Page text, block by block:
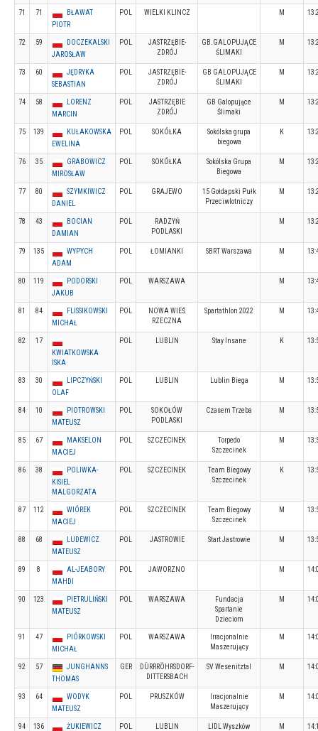
71 71
BŁAWAT
PIOTR
POL WIELKI KLINCZ M
72 59
DOCZEKALSKI
JAROSŁAW
POL
JASTRZĘBIE-
ZDRÓJ
GB.GALOPUJĄCE
ŚLIMAKI
M
73 60
JĘDRYKA
SEBASTIAN
POL
JASTRZĘBIE-
ZDRÓJ
GB GALOPUJĄCE
ŚLIMAKI
M
74 58
LORENZ
MARCIN
POL
JASTRZĘBIE
ZDRÓJ
GB Galopujące
Ślimaki
M
75 139
KUŁAKOWSKA
EWELINA
POL SOKÓŁKA
Sokólska grupa
biegowa
K
76 35
GRABOWICZ
MIROSŁAW
POL SOKÓŁKA
Sokólska Grupa
Biegowa
M
77 80
SZYMKIWICZ
DANIEL
POL GRAJEWO
15 Gołdapski Pułk
Przeciwlotniczy
M
78 43
BOCIAN
DAMIAN
POL
RADZYŃ
PODLASKI
M
79 135
WYPYCH
ADAM
POL ŁOMIANKI SBRT Warszawa M
80 119
PODORSKI
JAKUB
POL WARSZAWA M
81 84
FLISSIKOWSKI
MICHAŁ
POL
NOWA WIEŚ
RZECZNA
Spartathlon 2022 M
82
17
KWIATKOWSKA
ISKA
POL LUBLIN Stay Insane K
83 30
LIPCZYŃSKI
OLAF
POL LUBLIN Lublin Biega M
84 10
PIOTROWSKI
MATEUSZ
POL
SOKOŁÓW
PODLASKI
Czasem Trzeba M
85 67
MAKSELON
MACIEJ
POL SZCZECINEK
Torpedo
Szczecinek
M
86 38
POLIWKA-
KISIEL
MALGORZATA
POL SZCZECINEK
Team Biegowy
Szczecinek
K
87 112
WIÓREK
MACIEJ
POL SZCZECINEK
Team Biegowy
Szczecinek
M
88 68
LUDEWICZ
MATEUSZ
POL JASTROWIE Start Jastrowie M
89 8
AL-JEABORY
MAHDI
POL JAWORZNO M
90 123
PIETRULIŃSKI
MATEUSZ
POL WARSZAWA
Fundacja
Spartanie
Dzieciom
M
91 47
PIÓRKOWSKI
MICHAŁ
POL WARSZAWA
Irracjonalnie
Maszerujący
M
92 57
JUNGHANNS
THOMAS
GER
DÜRRRÖHRSDORF-
DITTERSBACH
SV Wesenitztal M
93 64
WODYK
MATEUSZ
POL PRUSZKÓW
Irracjonalnie
Maszerujący
M
94 136
ŻUKIEWICZ
POL LUBLIN LIDL Wyszków M